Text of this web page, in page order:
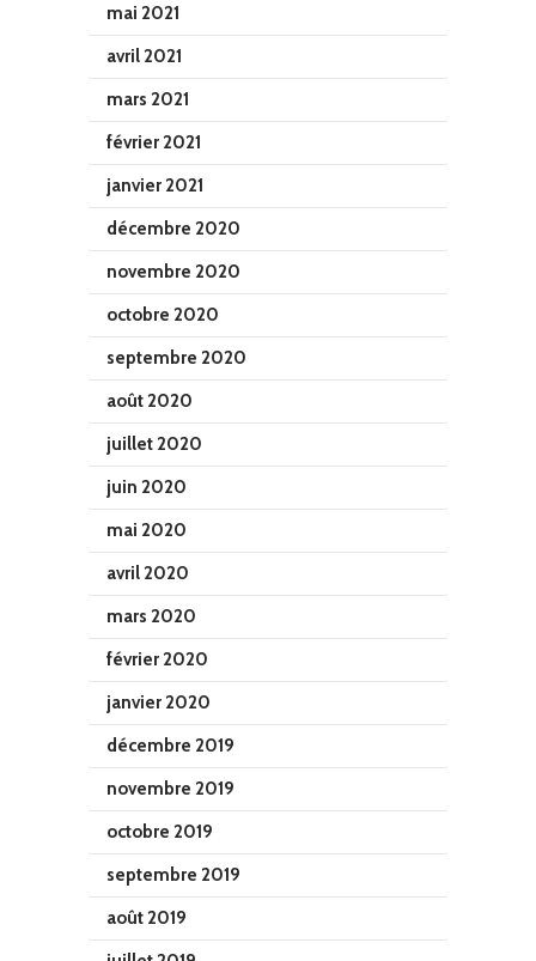
mai 2021
avril 2021
mars 2021
février 2021
janvier 2021
décembre 2020
novembre 2020
octobre 2020
septembre 2020
août 2020
juillet 2020
juin 2020
mai 2020
avril 2020
mars 2020
février 2020
janvier 2020
décembre 2019
novembre 2019
octobre 2019
septembre 2019
août 2019